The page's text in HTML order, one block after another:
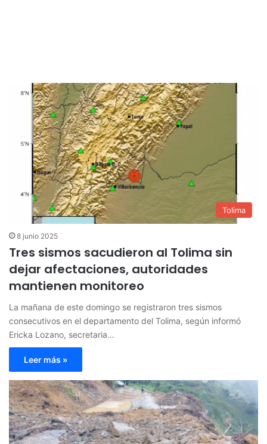
Tolima
8 junio 2025
Tres sismos sacudieron al Tolima sin
dejar afectaciones, autoridades
mantienen monitoreo
La mañana de este domingo se registraron tres sismos
consecutivos en el departamento del Tolima, según informó
Ericka Lozano, secretaria…
Leer más »